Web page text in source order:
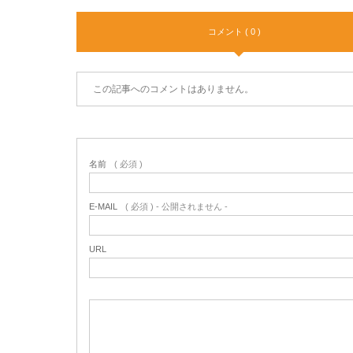
コメント ( 0 )
この記事へのコメントはありません。
名前 ( 必須 )
E-MAIL ( 必須 ) - 公開されません -
URL